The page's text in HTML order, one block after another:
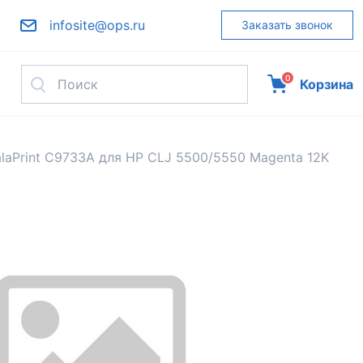
infosite@ops.ru Заказать звонок
0 Корзина
C9733A для HP CLJ 5500/5550 Magenta 12K